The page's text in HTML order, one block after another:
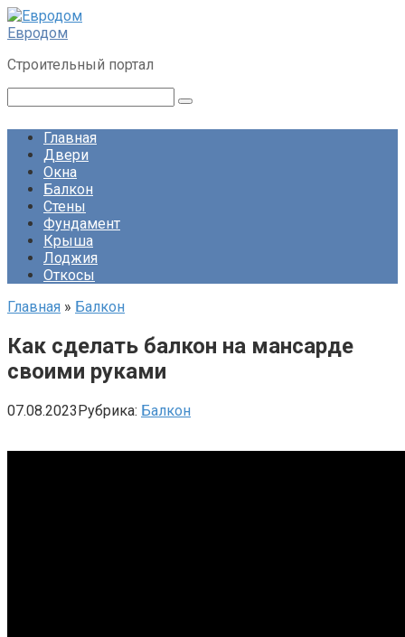
Перейти
к
Евродом
Строительный портал
Главная
Двери
Окна
Балкон
Стены
Фундамент
Крыша
Лоджия
Откосы
Главная » Балкон
Как сделать балкон на мансарде
своими руками
07.08.2023Рубрика: Балкон